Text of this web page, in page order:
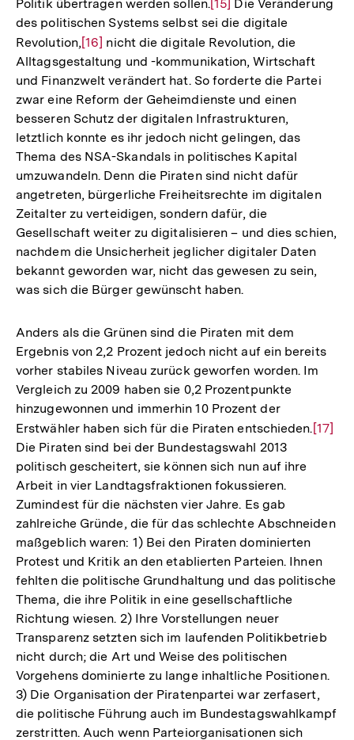
Politik übertragen werden sollen.Zur
Auflösung
der
Fußnote
[15] Die Veränderung
des politischen Systems selbst sei die digitale
Revolution,Zur
Auflösung
der
Fußnote
[16] nicht die digitale Revolution, die
Alltagsgestaltung und -kommunikation, Wirtschaft
und Finanzwelt verändert hat. So forderte die Partei
zwar eine Reform der Geheimdienste und einen
besseren Schutz der digitalen Infrastrukturen,
letztlich konnte es ihr jedoch nicht gelingen, das
Thema des NSA-Skandals in politisches Kapital
umzuwandeln. Denn die Piraten sind nicht dafür
angetreten, bürgerliche Freiheitsrechte im digitalen
Zeitalter zu verteidigen, sondern dafür, die
Gesellschaft weiter zu digitalisieren – und dies schien,
nachdem die Unsicherheit jeglicher digitaler Daten
bekannt geworden war, nicht das gewesen zu sein,
was sich die Bürger gewünscht haben.
Anders als die Grünen sind die Piraten mit dem
Ergebnis von 2,2 Prozent jedoch nicht auf ein bereits
vorher stabiles Niveau zurück geworfen worden. Im
Vergleich zu 2009 haben sie 0,2 Prozentpunkte
hinzugewonnen und immerhin 10 Prozent der
Erstwähler haben sich für die Piraten entschieden. Zur
[17]
Die Piraten sind bei der Bundestagswahl 2013
politisch gescheitert, sie können sich nun auf ihre
Arbeit in vier Landtagsfraktionen fokussieren.
Zumindest für die nächsten vier Jahre. Es gab
zahlreiche Gründe, die für das schlechte Abschneiden
maßgeblich waren: 1) Bei den Piraten dominierten
Protest und Kritik an den etablierten Parteien. Ihnen
fehlten die politische Grundhaltung und das politische
Thema, die ihre Politik in eine gesellschaftliche
Richtung wiesen. 2) Ihre Vorstellungen neuer
Transparenz setzten sich im laufenden Politikbetrieb
nicht durch; die Art und Weise des politischen
Vorgehens dominierte zu lange inhaltliche Positionen.
3) Die Organisation der Piratenpartei war zerfasert,
die politische Führung auch im Bundestagswahlkampf
zerstritten. Auch wenn Parteiorganisationen sich